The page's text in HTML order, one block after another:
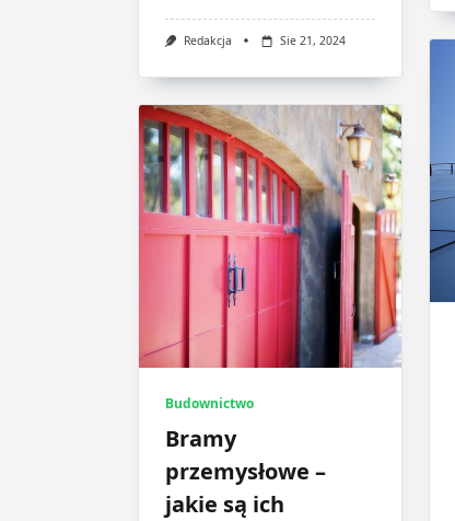
Redakcja Sie 21, 2024
Budownictwo
Bramy
przemysłowe –
jakie są ich